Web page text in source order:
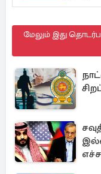
மேலும் இது